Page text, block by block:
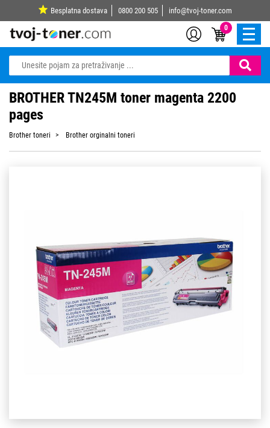
Besplatna dostava 0800 200 505 info@tvoj-toner.com
0
BROTHER TN245M toner magenta 2200
pages
Brother toneri Brother orginalni toneri